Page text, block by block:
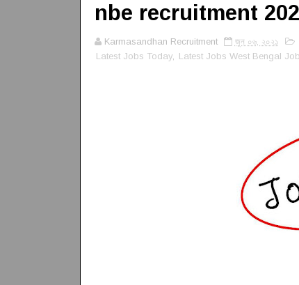
nbe recruitment
Karmasandhan Recruitment জুন ০৬, ২০২১
Latest Jobs Today, Latest Jobs West Bengal Job